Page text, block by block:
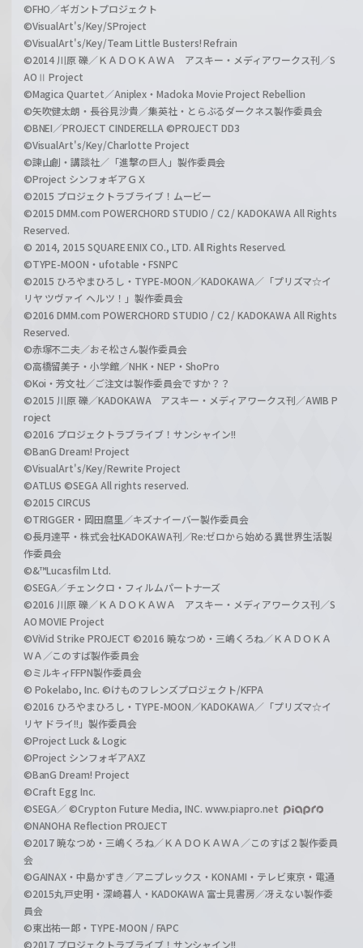
©FHO／ギガントプロジェクト
©VisualArt's/Key/SProject
©VisualArt's/Key/Team Little Busters! Refrain
©2014 川原 礫／ＫＡＤＯＫＡＷＡ アスキー・メディアワークス刊／S
AOⅡ Project
©Magica Quartet／Aniplex・Madoka Movie Project Rebellion
©矢吹健太朗・長谷見沙貴／集英社・とらぶるダークネス製作委員会
©BNEI／PROJECT CINDERELLA ©PROJECT DD3
©VisualArt's/Key/Charlotte Project
©諫山創・講談社／「進撃の巨人」製作委員会
©Project シンフォギアＧＸ
©2015 プロジェクトラブライブ！ムービー
©2015 DMM.com POWERCHORD STUDIO / C2 / KADOKAWA All Rights
Reserved.
© 2014, 2015 SQUARE ENIX CO., LTD. All Rights Reserved.
©TYPE-MOON・ufotable・FSNPC
©2015 ひろやまひろし・TYPE-MOON／KADOKAWA／「プリズマ☆イ
リヤ ツヴァイ ヘルツ！」製作委員会
©2016 DMM.com POWERCHORD STUDIO / C2 / KADOKAWA All Rights
Reserved.
©赤塚不二夫／おそ松さん製作委員会
©高橋留美子・小学館／NHK・NEP・ShoPro
©Koi・芳文社／ご注文は製作委員会ですか？？
©2015 川原 礫／KADOKAWA アスキー・メディアワークス刊／AWIB P
roject
©2016 プロジェクトラブライブ！サンシャイン!!
©BanG Dream! Project
©VisualArt's/Key/Rewrite Project
©ATLUS ©SEGA All rights reserved.
©2015 CIRCUS
©TRIGGER・岡田麿里／キズナイーバー製作委員会
©長月達平・株式会社KADOKAWA刊／Re:ゼロから始める異世界生活製
作委員会
©&™Lucasfilm Ltd.
©SEGA／チェンクロ・フィルムパートナーズ
©2016 川原 礫／ＫＡＤＯＫＡＷＡ アスキー・メディアワークス刊／S
AO MOVIE Project
©ViVid Strike PROJECT ©2016 暁なつめ・三嶋くろね／ＫＡＤＯＫＡ
ＷＡ／このすば製作委員会
©ミルキィFFPN製作委員会
© Pokelabo, Inc. ©けものフレンズプロジェクト/KFPA
©2016 ひろやまひろし・TYPE-MOON／KADOKAWA／「プリズマ☆イ
リヤ ドライ!!」製作委員会
©Project Luck & Logic
©Project シンフォギアAXZ
©BanG Dream! Project
©Craft Egg Inc.
©SEGA／ ©Crypton Future Media, INC. www.piapro.net
©NANOHA Reflection PROJECT
©2017 暁なつめ・三嶋くろね／ＫＡＤＯＫＡＷＡ／このすば２製作委員
会
©GAINAX・中島かずき／アニプレックス・KONAMI・テレビ東京・電通
©2015丸戸史明・深崎暮人・KADOKAWA 富士見書房／冴えない製作委
員会
©東出祐一郎・TYPE-MOON / FAPC
©2017 プロジェクトラブライブ！サンシャイン!!